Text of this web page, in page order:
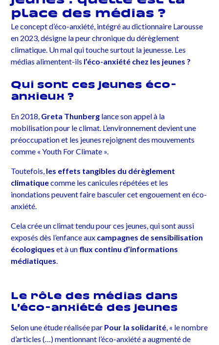
place des médias ?
Le concept d’éco-anxiété, intégré au dictionnaire Larousse
en 2023, désigne la peur chronique du dérèglement
climatique. Un mal qui touche surtout la jeunesse. Les
médias alimentent-ils l’éco-anxiété chez les jeunes ?
Qui sont ces jeunes éco-
anxieux ?
En 2018, Greta Thunberg lance son appel à la
mobilisation pour le climat. L’environnement devient une
préoccupation et les jeunes rejoignent des mouvements
comme « Youth For Climate ».
Toutefois, les effets tangibles du dérèglement
climatiquecomme les canicules répétées et les
inondations peuvent faire basculer cet engouement en éco-
anxiété.
Cela crée un climat tendu pour ces jeunes, qui sont aussi
exposés dès l’enfance aux campagnes de sensibilisation
écologiqueset à un flux continu d’informations
médiatiques
Le rôle des médias dans
l’éco-anxiété des jeunes
Selon une étude réalisée par Pour la solidarité , « le nombre
d’articles (…) mentionnant l’éco-anxiété a augmenté de